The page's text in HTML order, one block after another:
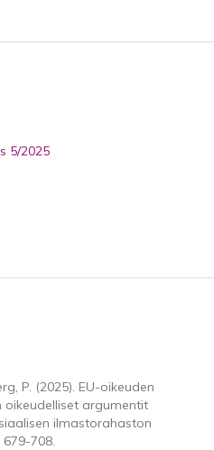
5/2025
P. (2025). EU-oikeuden
oikeudelliset argumentit
ilmastorahaston
679-708.